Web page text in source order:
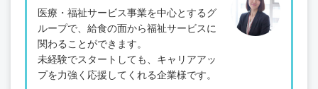
医療・福祉サービス事業を中心とするグ
ループで、給食の面から福祉サービスに
関わることができます。
未経験でスタートしても、キャリアアッ
プを力強く応援してくれる企業様です。